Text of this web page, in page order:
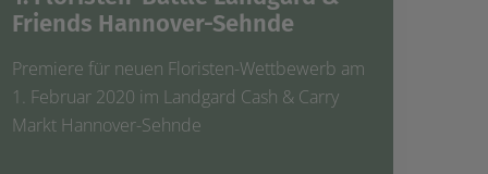
Friends Hannover-Sehnde
Premiere für neuen Floristen-Wettbewerb am
1. Februar 2020 im Landgard Cash & Carry
Markt Hannover-Sehnde